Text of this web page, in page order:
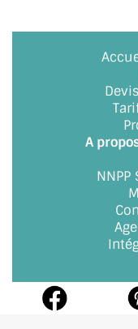
SYSTÈMES
SYSTÈMES
LE CATALOGUE
ACCESSOIRES
EXEMPLES,
COMMENT
A